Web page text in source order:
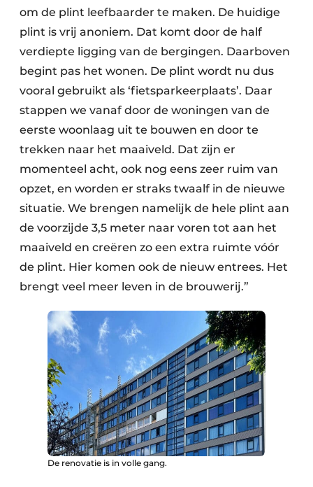
om de plint leefbaarder te maken. De huidige
plint is vrij anoniem. Dat komt door de half
verdiepte ligging van de bergingen. Daarboven
begint pas het wonen. De plint wordt nu dus
vooral gebruikt als ‘fietsparkeerplaats’. Daar
stappen we vanaf door de woningen van de
eerste woonlaag uit te bouwen en door te
trekken naar het maaiveld. Dat zijn er
momenteel acht, ook nog eens zeer ruim van
opzet, en worden er straks twaalf in de nieuwe
situatie. We brengen namelijk de hele plint aan
de voorzijde 3,5 meter naar voren tot aan het
maaiveld en creëren zo een extra ruimte vóór
de plint. Hier komen ook de nieuw entrees. Het
brengt veel meer leven in de brouwerij.”
De renovatie is in volle gang.